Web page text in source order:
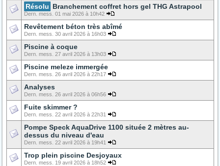
Résolu Branchement coffret hors gel THG Astrapool
Dern. mess. 01 mai 2026 à 10h42
Revêtement béton très abîmé
Dern. mess. 30 avril 2026 à 16h03
Piscine à coque
Dern. mess. 27 avril 2026 à 13h03
Piscine meleze immergée
Dern. mess. 26 avril 2026 à 22h17
Analyses
Dern. mess. 26 avril 2026 à 06h56
Fuite skimmer ?
Dern. mess. 22 avril 2026 à 22h31
Pompe Speck AquaDrive 1100 située 2 mètres au-
dessus du niveau d'eau
Dern. mess. 22 avril 2026 à 19h41
Trop plein piscine Desjoyaux
Dern. mess. 19 avril 2026 à 18h52